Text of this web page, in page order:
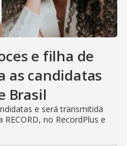
e filha de
as candidatas
Brasil
e será transmitida
no RecordPlus e